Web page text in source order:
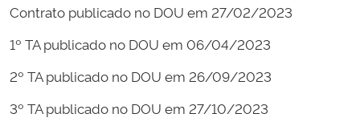
Contrato publicado no DOU em 27/02/2023
1º TA publicado no DOU em 06/04/2023
2º TA publicado no DOU em 26/09/2023
3º TA publicado no DOU em 27/10/2023